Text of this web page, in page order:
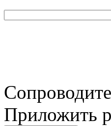
Приложить